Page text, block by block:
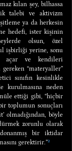
kılan şey, bilhassa
talebi ve aktivizm
ya da herkesin
hedefi, ister kişinin
olsun, özel
işbirliği yerine, sonu
açar ve kendileri
“materyaller”
sınıfın kesinlikle
kurulmasına neden
ettiği gibi, “hiçbir
toplumun sonuçları
olmadığından, böyle
zorunlu olarak
bir iktidar
gerektirir.”²